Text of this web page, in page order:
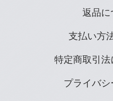
返品に
支払い方
特定商取引
プライバ